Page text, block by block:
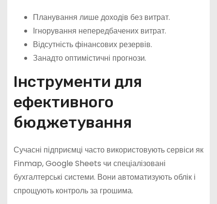
Планування лише доходів без витрат.
Ігнорування непередбачених витрат.
Відсутність фінансових резервів.
Занадто оптимістичні прогнози.
Інструменти для
ефективного
бюджетування
Сучасні підприємці часто використовують сервіси як
Finmap, Google Sheets чи спеціалізовані
бухгалтерські системи. Вони автоматизують облік і
спрощують контроль за грошима.